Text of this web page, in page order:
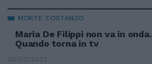
MORTE COSTANZO
Maria De Filippi non va in onda.
Quando torna in tv
28/02/2023